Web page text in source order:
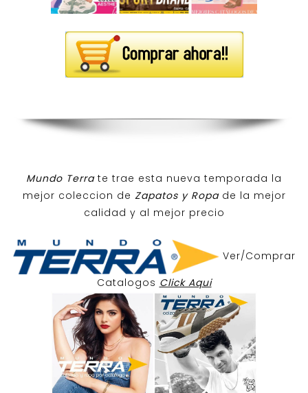
Mundo Terra te trae esta nueva temporada la
mejor coleccion de Zapatos y Ropa de la mejor
calidad y al mejor precio
Ver/Comprar
Catalogos Click Aqui